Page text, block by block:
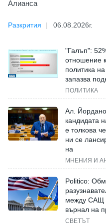
Алианса
Разкрития 06.08.2026г.
"Галъп":
отношение
политика
запазва
ПОЛИТИКА
Ал.
кандидата
е толкова
ни се
на
МНЕНИЯ И
Politico:
между САЩ
върнал на
СВЕТЪТ